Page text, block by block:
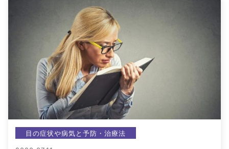
目の症状や病気と予防・治療法